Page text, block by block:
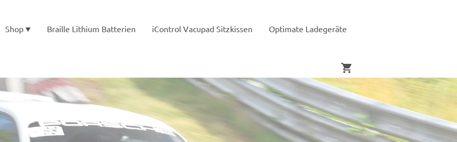
Shop Braille Lithium Batterien iControl Vacupad Sitzkissen Optimate Ladegeräte